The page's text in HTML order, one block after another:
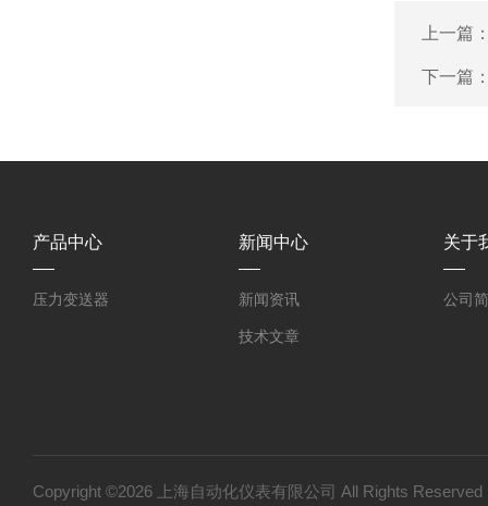
上一篇
下一篇
产品中心
压力变送器
新闻中心
新闻资讯
技术文章
关于
公司
Copyright ©2026 上海自动化仪表有限公司 All Rights